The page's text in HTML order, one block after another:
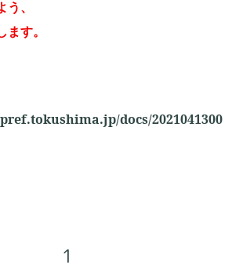
、
す。
docs/2021041300
1